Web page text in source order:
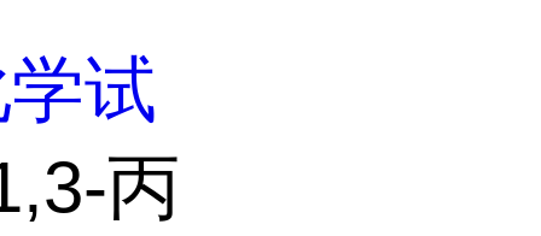
试
丙